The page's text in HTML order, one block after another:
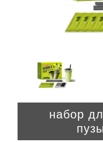
набор